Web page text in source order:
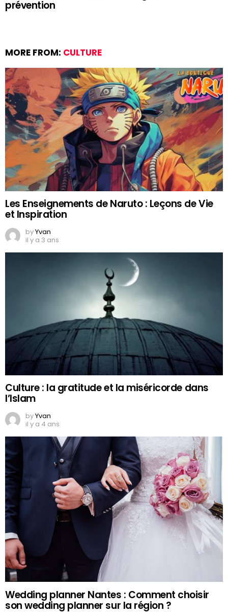
prévention
MORE FROM: CULTURE
Les Enseignements de Naruto : Leçons de Vie
et Inspiration
byYvan
il y a 3 ans
Culture : la gratitude et la miséricorde dans
l’Islam
byYvan
il y a 4 ans
Wedding planner Nantes : Comment choisir
son wedding planner sur la région ?